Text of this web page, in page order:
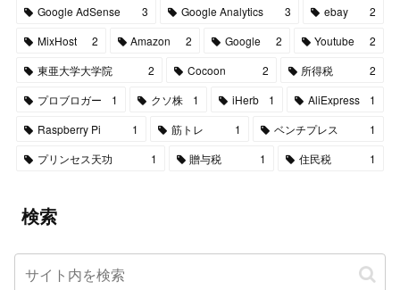
Google AdSense
3 Google Analytics 3 ebay
2
MixHost
2 Amazon 2 Google 2 Youtube
2
東亜大学大学院
2 Cocoon 2 所得税
2
プロブロガー
1 クソ株 1 iHerb 1 AliExpress
1
Raspberry Pi
1 筋トレ 1 ベンチプレス
1
プリンセス天功
1 贈与税 1 住民税 1
検索